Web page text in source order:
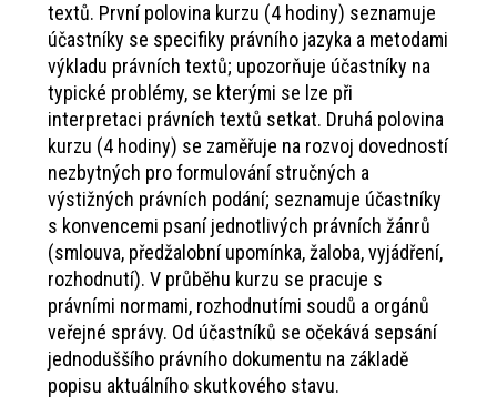
textů. První polovina kurzu (4 hodiny) seznamuje
účastníky se specifiky právního jazyka a metodami
výkladu právních textů; upozorňuje účastníky na
typické problémy, se kterými se lze při
interpretaci právních textů setkat. Druhá polovina
kurzu (4 hodiny) se zaměřuje na rozvoj dovedností
nezbytných pro formulování stručných a
výstižných právních podání; seznamuje účastníky
s konvencemi psaní jednotlivých právních žánrů
(smlouva, předžalobní upomínka, žaloba, vyjádření,
rozhodnutí). V průběhu kurzu se pracuje s
právními normami, rozhodnutími soudů a orgánů
veřejné správy. Od účastníků se očekává sepsání
jednoduššího právního dokumentu na základě
popisu aktuálního skutkového stavu.